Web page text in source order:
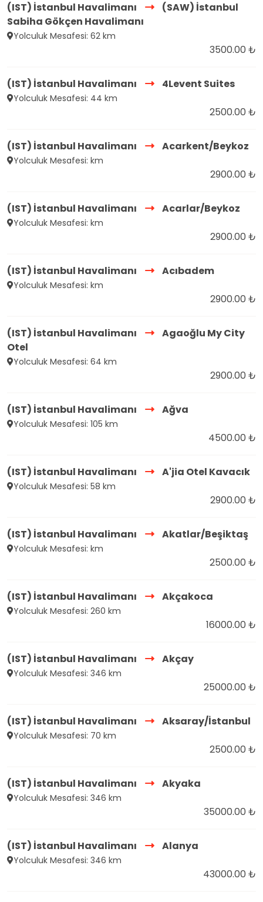
(IST) İstanbul Havalimanı
(SAW) İstanbul
Sabiha Gökçen Havalimanı
Yolculuk Mesafesi: 62 km
3500.00 ₺
(IST) İstanbul Havalimanı 4Levent Suites
Yolculuk Mesafesi: 44 km
2500.00 ₺
(IST) İstanbul Havalimanı Acarkent/Beykoz
Yolculuk Mesafesi: km
2900.00 ₺
(IST) İstanbul Havalimanı Acarlar/Beykoz
Yolculuk Mesafesi: km
2900.00 ₺
(IST) İstanbul Havalimanı Acıbadem
Yolculuk Mesafesi: km
2900.00 ₺
(IST) İstanbul Havalimanı
Agaoğlu My City
Otel
Yolculuk Mesafesi: 64 km
2900.00 ₺
(IST) İstanbul Havalimanı Ağva
Yolculuk Mesafesi: 105 km
4500.00 ₺
(IST) İstanbul Havalimanı A'jia Otel Kavacık
Yolculuk Mesafesi: 58 km
2900.00 ₺
(IST) İstanbul Havalimanı Akatlar/Beşiktaş
Yolculuk Mesafesi: km
2500.00 ₺
(IST) İstanbul Havalimanı Akçakoca
Yolculuk Mesafesi: 260 km
16000.00 ₺
(IST) İstanbul Havalimanı Akçay
Yolculuk Mesafesi: 346 km
25000.00 ₺
(IST) İstanbul Havalimanı Aksaray/İstanbul
Yolculuk Mesafesi: 70 km
2500.00 ₺
(IST) İstanbul Havalimanı Akyaka
Yolculuk Mesafesi: 346 km
35000.00 ₺
(IST) İstanbul Havalimanı Alanya
Yolculuk Mesafesi: 346 km
43000.00 ₺